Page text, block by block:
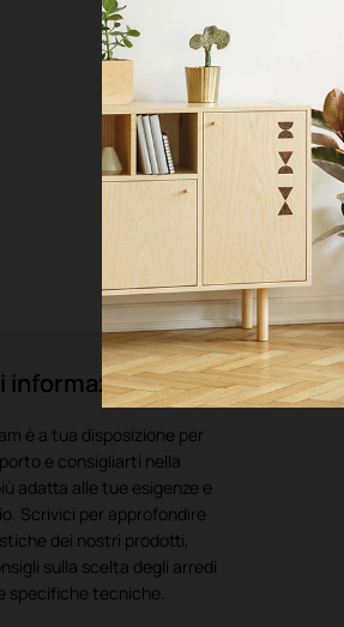
informazioni
è a tua disposizione per
e consigliarti nella
adatta alle tue esigenze e
Scrivici per approfondire
dei nostri prodotti,
sulla scelta degli arredi
specifiche tecniche.